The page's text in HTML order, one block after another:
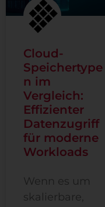
Cloud-
Speichertype
n im
Vergleich:
Effizienter
Datenzugriff
für moderne
Workloads
Wenn es um
skalierbare,